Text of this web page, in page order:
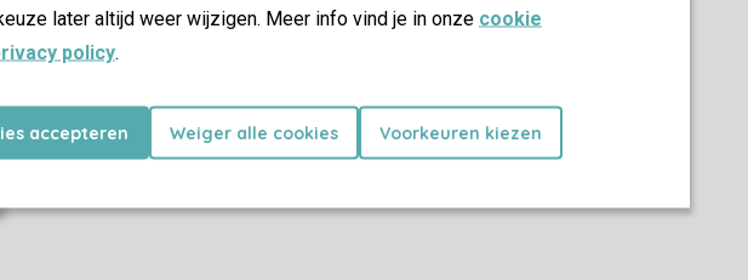
later altijd weer wijzigen. Meer info vind je in onze cookie
policy.
accepteren Weiger alle cookies Voorkeuren kiezen
parks